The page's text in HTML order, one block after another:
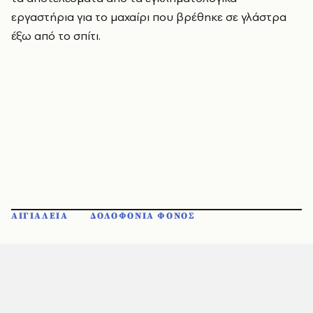
εργαστήρια για το μαχαίρι που βρέθηκε σε γλάστρα
έξω από το σπίτι.
ΑΙΓΙΑΛΕΙΑ ΔΟΛΟΦΟΝΙΑ ΦΟΝΟΣ